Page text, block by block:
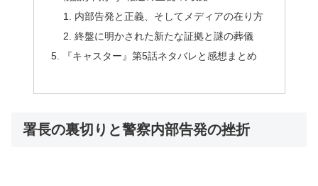
内部告発と正義、そしてメディアの在り方
終盤に明かされた新たな証拠と謎の葬儀
『キャスター』第5話ネタバレと感想まとめ
署長の裏切りと警察内部告発の挫折